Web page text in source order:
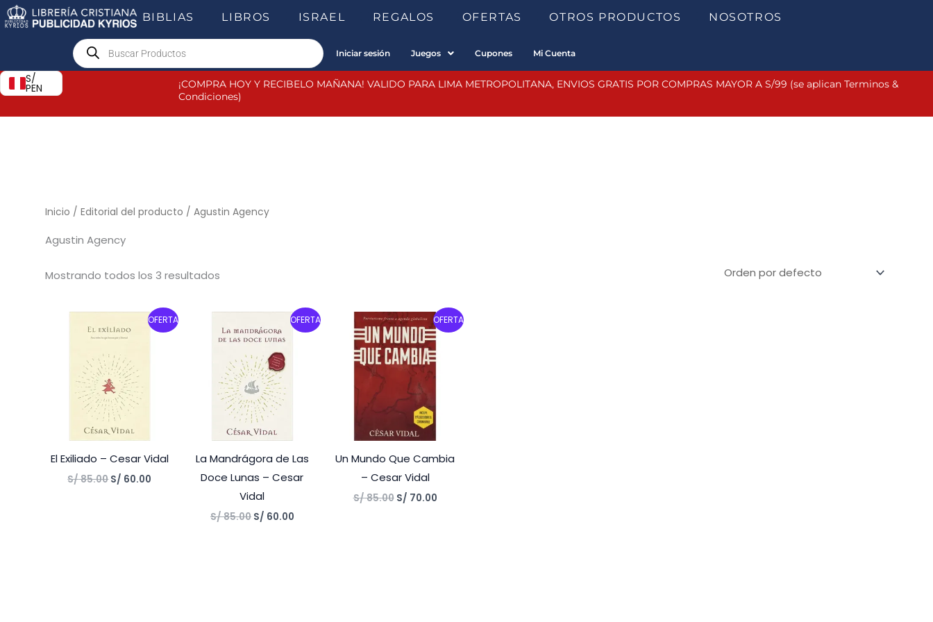
al
BIBLIAS LIBROS ISRAEL REGALOS OFERTAS OTROS PRODUCTOS NOSOTROS
Products
search Iniciar sesión Juegos Cupones Mi Cuenta
S/
PEN
¡COMPRA HOY Y RECIBELO MAÑANA! VALIDO PARA LIMA METROPOLITANA, ENVIOS GRATIS POR COMPRAS MAYOR A S/99 (se aplican Terminos &
Condiciones)
Inicio / Editorial del producto / Agustin Agency
Agustin Agency
Mostrando todos los 3 resultados
OFERTA
El Exiliado – Cesar Vidal
S/85.00
Original
price
was:
S/ 85.00.
S/ 60.00
Current
price
OFERTA
La Mandrágora de Las
Doce Lunas – Cesar
Vidal
S/85.00
Original
price
was:
S/ 85.00.
S/ 60.00
Current
price
OFERTA
Un Mundo Que Cambia
– Cesar Vidal
S/85.00
Original
price
was:
S/ 85.00.
S/ 70.00
Current
price